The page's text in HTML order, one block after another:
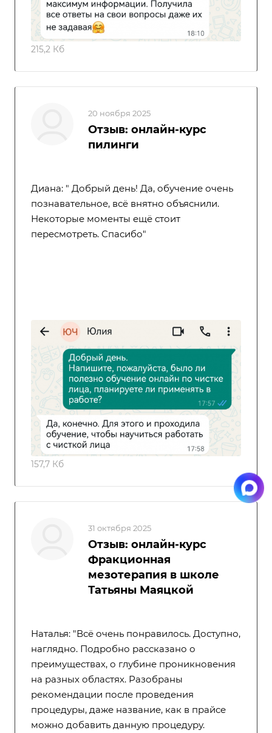
215,2 Кб
20 ноября 2025
Отзыв: онлайн-курс
пилинги
Диана: " Добрый день! Да, обучение очень
познавательное, всё внятно объяснили.
Некоторые моменты ещё стоит
пересмотреть. Спасибо"
157,7 Кб
31 октября 2025
Отзыв: онлайн-курс
Фракционная
мезотерапия в школе
Татьяны Маяцкой
Наталья: "Всё очень понравилось. Доступно,
наглядно. Подробно рассказано о
преимуществах, о глубине проникновения
на разных областях. Разобраны
рекомендации после проведения
процедуры, даже название, как в прайсе
можно добавить данную процедуру.